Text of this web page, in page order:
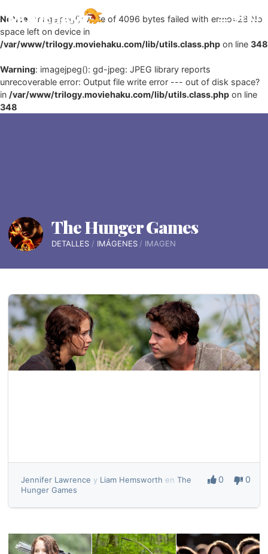
Notice : imagejpeg(): write of 4096 bytes failed with errno=28 No
space left on device in
/var/www/trilogy.moviehaku.com/lib/utils.class.php on line 348
Warning: imagejpeg(): gd-jpeg: JPEG library reports
unrecoverable error: Output file write error --- out of disk space?
in /var/www/trilogy.moviehaku.com/lib/utils.class.php on line
348
Menu
The Hunger Games
DETALLES IMÁGENES IMAGEN
Jennifer Lawrence y Liam Hemsworth en The
Hunger Games
0 0